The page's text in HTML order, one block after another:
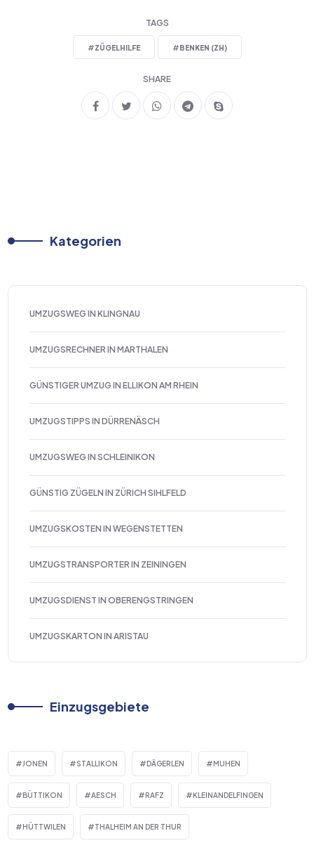
TAGS
#ZÜGELHILFE #BENKEN (ZH)
SHARE
Kategorien
UMZUGSWEG IN KLINGNAU
UMZUGSRECHNER IN MARTHALEN
GÜNSTIGER UMZUG IN ELLIKON AM RHEIN
UMZUGSTIPPS IN DÜRRENÄSCH
UMZUGSWEG IN SCHLEINIKON
GÜNSTIG ZÜGELN IN ZÜRICH SIHLFELD
UMZUGSKOSTEN IN WEGENSTETTEN
UMZUGSTRANSPORTER IN ZEININGEN
UMZUGSDIENST IN OBERENGSTRINGEN
UMZUGSKARTON IN ARISTAU
Einzugsgebiete
JONEN STALLIKON DÄGERLEN MUHEN
BÜTTIKON AESCH RAFZ KLEINANDELFINGEN
HÜTTWILEN THALHEIM AN DER THUR